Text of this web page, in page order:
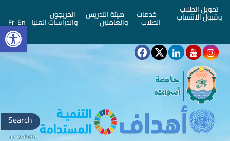
تحويل الطلاب
وقبول الانتساب خدمات
الطلاب
هيئة التدريس
والعاملين
الخريجون
والدراسات العليا En
Fr
Search
for: